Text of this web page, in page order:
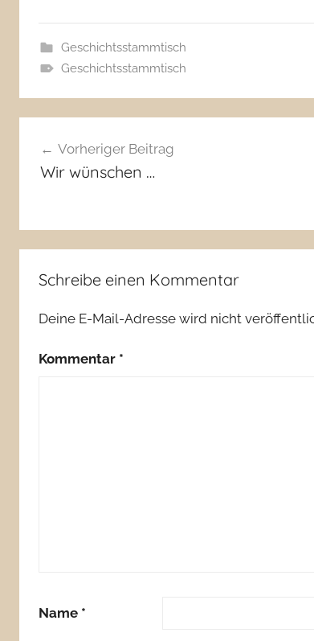
Geschichtsstammtisch
Geschichtsstammtisch
Vorheriger Beitrag
Wir wünschen …
Schreibe einen Kommentar
Deine E-Mail-Adresse wird nicht
Kommentar *
Name *